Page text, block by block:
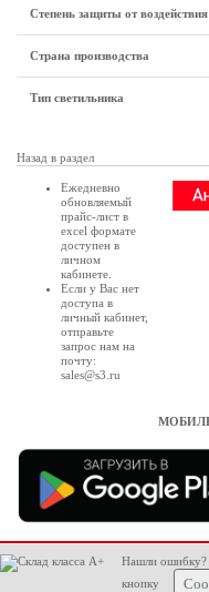
Степень защиты от
Страна производства
Тип светильника
Назад в раздел
Ежедневно
обновляемый
прайс-лист в
excel формате
доступен в
личном
кабинете
Если у Вас нет
доступа в
личный кабинет,
отправьте
запрос нам на
почту:
sales@s3.ru
Нашли ошибку?
кнопку